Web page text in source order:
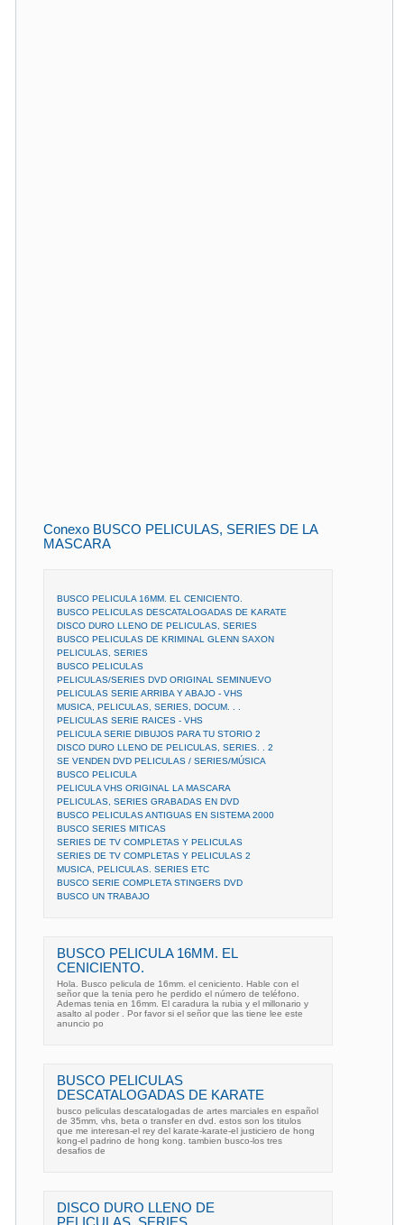
Conexo BUSCO PELICULAS, SERIES DE LA
MASCARA
BUSCO PELICULA 16MM. EL CENICIENTO.
BUSCO PELICULAS DESCATALOGADAS DE KARATE
DISCO DURO LLENO DE PELICULAS, SERIES
BUSCO PELICULAS DE KRIMINAL GLENN SAXON
PELICULAS, SERIES
BUSCO PELICULAS
PELICULAS/SERIES DVD ORIGINAL SEMINUEVO
PELICULAS SERIE ARRIBA Y ABAJO - VHS
MUSICA, PELICULAS, SERIES, DOCUM. . .
PELICULAS SERIE RAICES - VHS
PELICULA SERIE DIBUJOS PARA TU STORIO 2
DISCO DURO LLENO DE PELICULAS, SERIES. . 2
SE VENDEN DVD PELICULAS / SERIES/MÚSICA
BUSCO PELICULA
PELICULA VHS ORIGINAL LA MASCARA
PELICULAS, SERIES GRABADAS EN DVD
BUSCO PELICULAS ANTIGUAS EN SISTEMA 2000
BUSCO SERIES MITICAS
SERIES DE TV COMPLETAS Y PELICULAS
SERIES DE TV COMPLETAS Y PELICULAS 2
MUSICA, PELICULAS. SERIES ETC
BUSCO SERIE COMPLETA STINGERS DVD
BUSCO UN TRABAJO
BUSCO PELICULA 16MM. EL
CENICIENTO.
Hola. Busco pelicula de 16mm. el ceniciento. Hable con el
señor que la tenia pero he perdido el número de teléfono.
Ademas tenia en 16mm. El caradura la rubia y el millonario y
asalto al poder . Por favor si el señor que las tiene lee este
anuncio po
BUSCO PELICULAS
DESCATALOGADAS DE KARATE
busco peliculas descatalogadas de artes marciales en español
de 35mm, vhs, beta o transfer en dvd. estos son los titulos
que me interesan-el rey del karate-karate-el justiciero de hong
kong-el padrino de hong kong. tambien busco-los tres
desafios de
DISCO DURO LLENO DE